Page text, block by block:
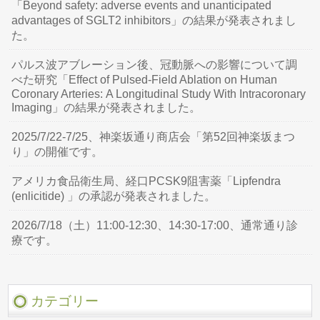
「Beyond safety: adverse events and unanticipated
advantages of SGLT2 inhibitors」の結果が発表されまし
た。
パルス波アブレーション後、冠動脈への影響について調
べた研究「Effect of Pulsed-Field Ablation on Human
Coronary Arteries: A Longitudinal Study With Intracoronary
Imaging」の結果が発表されました。
2025/7/22-7/25、神楽坂通り商店会「第52回神楽坂まつ
り」の開催です。
アメリカ食品衛生局、経口PCSK9阻害薬「Lipfendra
(enlicitide) 」の承認が発表されました。
2026/7/18（土）11:00-12:30、14:30-17:00、通常通り診
療です。
カテゴリー